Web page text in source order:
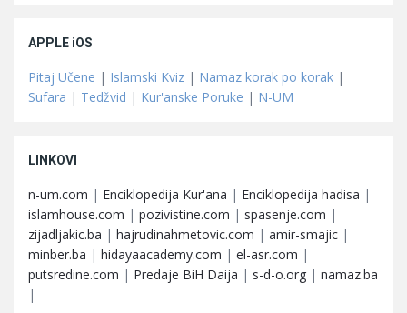
APPLE iOS
Pitaj Učene | Islamski Kviz | Namaz korak po korak |
Sufara | Tedžvid | Kur'anske Poruke | N-UM
LINKOVI
n-um.com | Enciklopedija Kur'ana | Enciklopedija hadisa |
islamhouse.com | pozivistine.com | spasenje.com |
zijadljakic.ba | hajrudinahmetovic.com | amir-smajic |
minber.ba | hidayaacademy.com | el-asr.com |
putsredine.com | Predaje BiH Daija | s-d-o.org | namaz.ba
|